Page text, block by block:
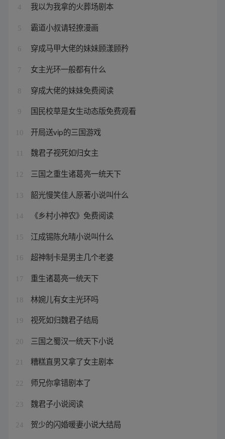
4 我以为我拿的火葬场剧本
5 霸道小叔请轻撩漫画
6 穿成马甲大佬的妹妹顾漾顾矜
7 女主光环一般都有什么
8 穿成大佬的妹妹免费阅读
9 国民校草是女生动态版免费观看
10 开局送vip的三国游戏
魏君子视死如归女主
12 三国之重生诸葛亮一统天下
13 韶光慢笑佳人原著小说叫什么
14 《乡村小神农》免费阅读
15 江成锡陈允晴小说叫什么
16 超神制卡是男主几个老婆
17 重生诸葛亮一统天下
18 林婉儿有女主光环吗
19 视死如归魏君子结局
20 三国之蜀汉一统天下小说
21 糟糕直男又拿了女主剧本
22 师兄你拿错剧本了
23 魏君子小说阅读
24 贺少的闪婚暖妻小说大结局